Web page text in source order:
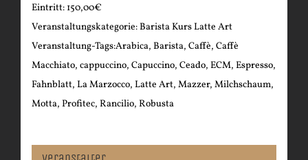
Eintritt: 150,00€
Veranstaltungskategorie:Barista Kurs Latte Art
Veranstaltung-Tags:Arabica, Barista, Caffè, Caffè
Macchiato, cappuccino, Capuccino, Ceado, ECM, Espresso,
Fahnblatt, La Marzocco, Latte Art, Mazzer, Milchschaum,
Motta, Profitec, Rancilio, Robusta